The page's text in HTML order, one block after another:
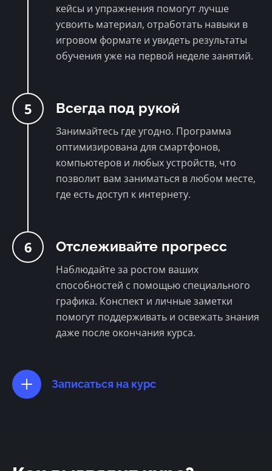
кейсы и упражнения помогут лучше
усвоить материал, отработать навыки в
игровом формате и увидеть результаты
обучения уже на первой неделе занятий.
5 Всегда под рукой
Занимайтесь где угодно. Программа
оптимизирована для смартфонов,
компьютеров и любых устройств, что
позволит вам заниматься в любом месте,
где есть доступ к интернету.
6 Отслеживайте прогресс
Наблюдайте за ростом ваших
способностей с помощью специального
графика. Конспект и личные заметки
помогут поддерживать и освежать знания
даже после окончания курса.
Записаться на курс